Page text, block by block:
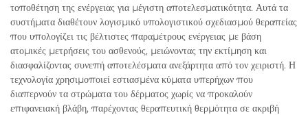
τοποθέτηση της ενέργειας για μέγιστη αποτελεσματικότητα. Αυτά τα
συστήματα διαθέτουν λογισμικό υπολογιστικού σχεδιασμού θεραπείας
που υπολογίζει τις βέλτιστες παραμέτρους ενέργειας με βάση
ατομικές μετρήσεις του ασθενούς, μειώνοντας την εκτίμηση και
διασφαλίζοντας συνεπή αποτελέσματα ανεξάρτητα από τον χειριστή. Η
τεχνολογία χρησιμοποιεί εστιασμένα κύματα υπερήχων που
διαπερνούν τα στρώματα του δέρματος χωρίς να προκαλούν
επιφανειακή βλάβη, παρέχοντας θεραπευτική θερμότητα σε ακριβή